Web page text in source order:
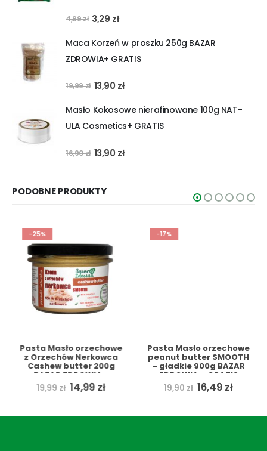
4,99zł Pierwotna
wynosiła:
4,99 zł.
3,29 złAktualna
wynosi:
3,29 zł.
Maca Korzeń w proszku 250g BAZAR
ZDROWIA+ GRATIS
19,99zł Pierwotna
wynosiła:
19,99 zł.
13,90 złAktualna
wynosi:
13,90 zł.
Masło Kokosowe nierafinowane 100g NAT-
ULA Cosmetics+ GRATIS
16,90zł Pierwotna
16,90 zł.
13,90 złAktualna
PODOBNE PRODUKTY
-25%
Pasta Masło orzechowe
z Orzechów Nerkowca
Cashew butter 200g
BAZAR ZDROWIA +
GRATIS
19,99zł Pierwotna
cena
19,99 zł.
14,99 złAktualna
14,99 zł.
-17%
Pasta Masło orzechowe
peanut butter SMOOTH
– gładkie 900g BAZAR
ZDROWIA + GRATIS
19,90zł Pierwotna
cena
19,90 zł.
16,49 zł
16,49